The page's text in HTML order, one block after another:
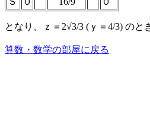
となり、ｚ＝2√3/3 (ｙ＝4/3) のと
算数・数学の部屋に戻る